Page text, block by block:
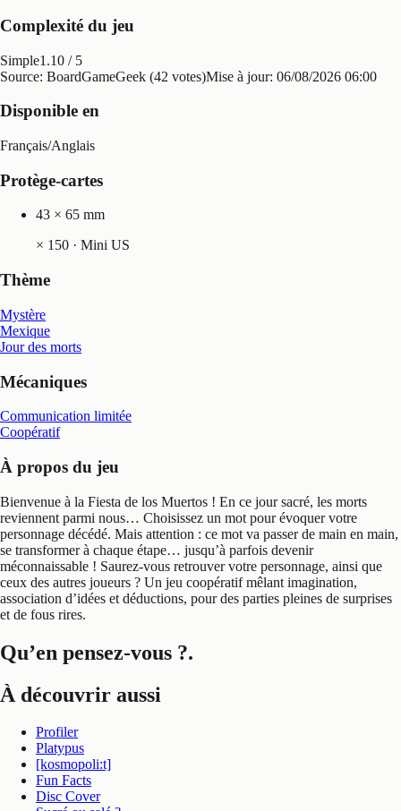
Complexité du jeu
Simple1.10 / 5
Source: BoardGameGeek (42 votes)Mise à jour: 06/08/2026 06:00
Disponible en
Français/Anglais
Protège-cartes
43 × 65 mm
× 150 · Mini US
Thème
Mystère
Mexique
Jour des morts
Mécaniques
Communication limitée
Coopératif
À propos du jeu
Bienvenue à la Fiesta de los Muertos ! En ce jour sacré, les morts
reviennent parmi nous… Choisissez un mot pour évoquer votre
personnage décédé. Mais attention : ce mot va passer de main en main,
se transformer à chaque étape… jusqu’à parfois devenir
méconnaissable ! Saurez-vous retrouver votre personnage, ainsi que
ceux des autres joueurs ? Un jeu coopératif mêlant imagination,
association d’idées et déductions, pour des parties pleines de surprises
et de fous rires.
Qu’en pensez-vous ?.
À découvrir aussi
Profiler
Platypus
[kosmopoli:t]
Fun Facts
Disc Cover